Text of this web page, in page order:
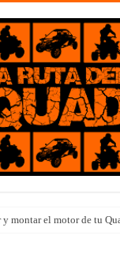
y montar el motor de tu